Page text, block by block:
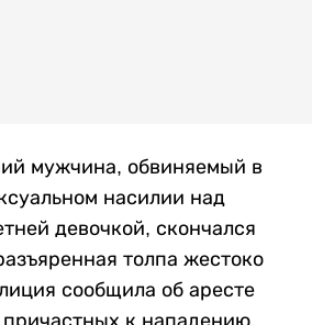
мужчина, обвиняемый в
насилии над
девочкой, скончался
толпа жестоко
сообщила об аресте